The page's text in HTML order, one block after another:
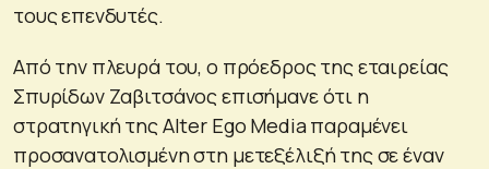
τους επενδυτές.
Από την πλευρά του, ο πρόεδρος της εταιρείας
Σπυρίδων Ζαβιτσάνος επισήμανε ότι η
στρατηγική της Alter Ego Media παραμένει
προσανατολισμένη στη μετεξέλιξή της σε έναν